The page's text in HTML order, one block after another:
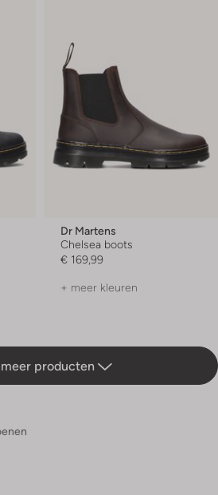
Dr Martens
Chelsea boots
€ 169,99
+ meer kleuren
producten